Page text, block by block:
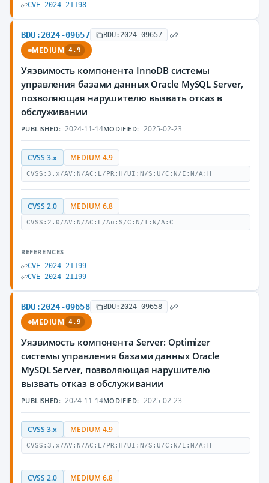
CVE-2024-21198
BDU:2024-09657 BDU:2024-09657
MEDIUM 4.9
Уязвимость компонента InnoDB системы
управления базами данных Oracle MySQL Server,
позволяющая нарушителю вызвать отказ в
обслуживании
PUBLISHED: 2024-11-14MODIFIED: 2025-02-23
CVSS 3.x MEDIUM 4.9
CVSS:3.x/AV:N/AC:L/PR:H/UI:N/S:U/C:N/I:N/A:H
CVSS 2.0 MEDIUM 6.8
CVSS:2.0/AV:N/AC:L/Au:S/C:N/I:N/A:C
REFERENCES
CVE-2024-21199
CVE-2024-21199
BDU:2024-09658 BDU:2024-09658
MEDIUM 4.9
Уязвимость компонента Server: Optimizer
системы управления базами данных Oracle
MySQL Server, позволяющая нарушителю
вызвать отказ в обслуживании
PUBLISHED: 2024-11-14MODIFIED: 2025-02-23
CVSS 3.x MEDIUM 4.9
CVSS:3.x/AV:N/AC:L/PR:H/UI:N/S:U/C:N/I:N/A:H
CVSS 2.0 MEDIUM 6.8